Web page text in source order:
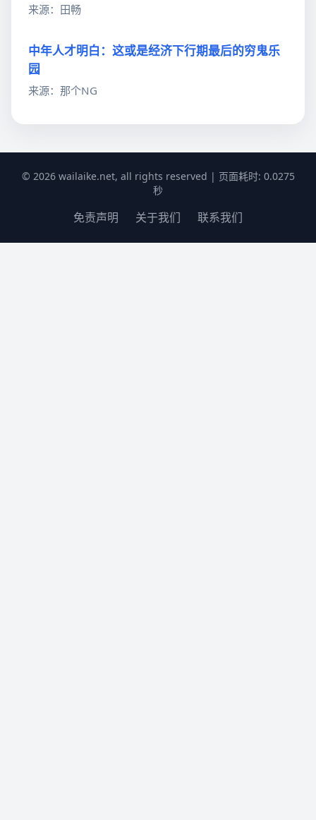
来源：田畅
中年人才明白：这或是经济下行期最后的穷鬼乐
园
来源：那个NG
© 2026 wailaike.net, all rights reserved | 页面耗时: 0.0275
秒
免责声明 关于我们 联系我们